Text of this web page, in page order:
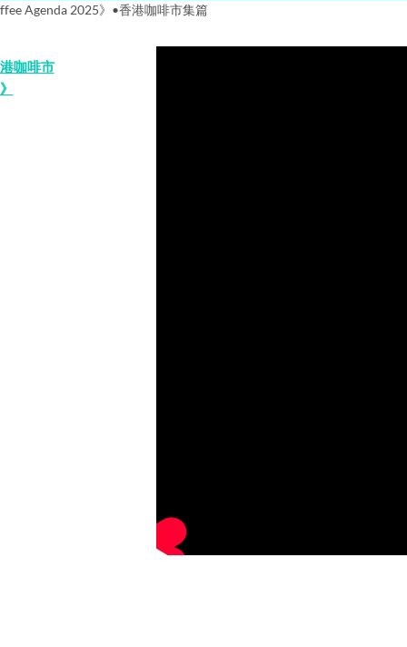
Agenda 2025》•香港咖啡市集篇
咖啡市